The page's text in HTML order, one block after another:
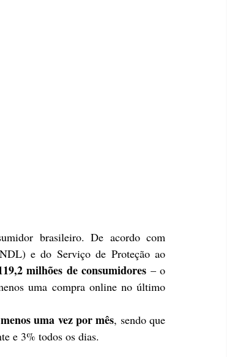
brasileiro. De acordo com
e do Serviço de Proteção ao
milhões de consumidores – o
uma compra online no último
uma vez por mês, sendo que
e 3% todos os dias.